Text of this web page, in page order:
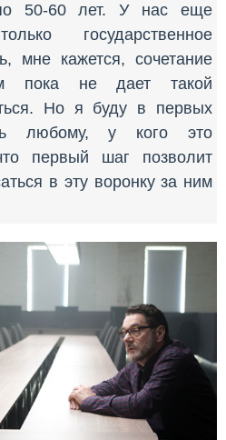
50-60 лет. У нас еще
государственное
мне кажется, сочетание
пока не дает такой
Но я буду в первых
любому, у кого это
первый шаг позволит
в эту воронку за ним